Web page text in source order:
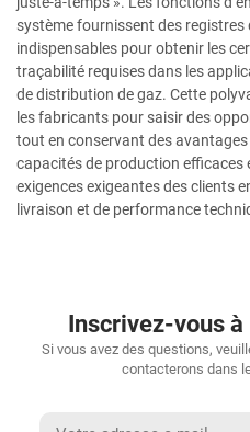
système fournissent des registres
indispensables pour obtenir les
traçabilité requises dans les
de distribution de gaz. Cette
les fabricants pour saisir des
tout en conservant des
capacités de production efficaces
exigences exigeantes des clients
livraison et de performance
Inscrivez-vous
Si vous avez des questions,
contacterons dans